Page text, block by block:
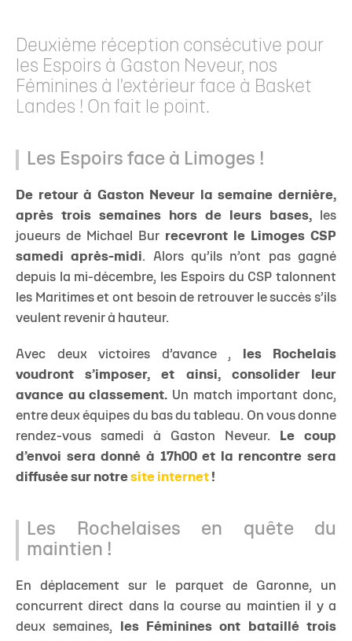
Deuxième réception consécutive pour
les Espoirs à Gaston Neveur, nos
Féminines à l'extérieur face à Basket
Landes ! On fait le point.
Les Espoirs face à Limoges !
De retour à Gaston Neveur la semaine dernière,
après trois semaines hors de leurs bases, les
joueurs de Michael Bur recevront le Limoges CSP
samedi après-midi. Alors qu’ils n’ont pas gagné
depuis la mi-décembre, les Espoirs du CSP talonnent
les Maritimes et ont besoin de retrouver le succès s’ils
veulent revenir à hauteur.
Avec deux victoires d’avance ,
les Rochelais
voudront s’imposer, et ainsi, consolider leur
avance au classement. Un match important donc,
entre deux équipes du bas du tableau. On vous donne
rendez-vous samedi à Gaston Neveur.
Le coup
d’envoi sera donné à 17h00 et la rencontre sera
diffusée sur notre site internet !
Les Rochelaises en quête du
maintien !
En déplacement sur le parquet de Garonne, un
concurrent direct dans la course au maintien il y a
deux semaines,
les Féminines ont bataillé trois